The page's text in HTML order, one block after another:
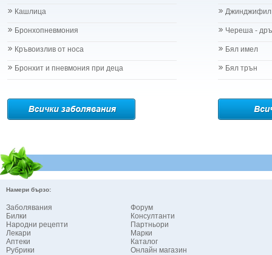
Кашлица
Бронхопневмония
Кръвоизлив от носа
Бронхит и пневмония при деца
Джинджифил
Череша -
Бял имел
Бял трън
Намери бързо:
Заболявания
Билки
Народни рецепти
Лекари
Аптеки
Рубрики
Форум
Консултанти
Партньори
Марки
Каталог
Онлайн магазин